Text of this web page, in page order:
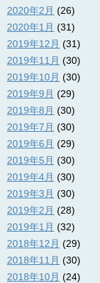
2020年2月 (26)
2020年1月 (31)
2019年12月 (31)
2019年11月 (30)
2019年10月 (30)
2019年9月 (29)
2019年8月 (30)
2019年7月 (30)
2019年6月 (29)
2019年5月 (30)
2019年4月 (30)
2019年3月 (30)
2019年2月 (28)
2019年1月 (32)
2018年12月 (29)
2018年11月 (30)
2018年10月 (24)